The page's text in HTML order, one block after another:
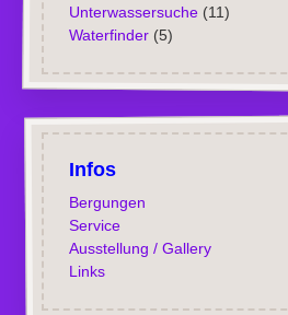
Unterwassersuche(11)
Waterfinder(5)
Infos
Bergungen
Service
Ausstellung / Gallery
Links